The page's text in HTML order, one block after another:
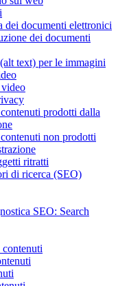
dei documenti elettronici
dei documenti
text) per le immagini
prodotti dalla
non prodotti
ritratti
di ricerca (SEO)
SEO: Search